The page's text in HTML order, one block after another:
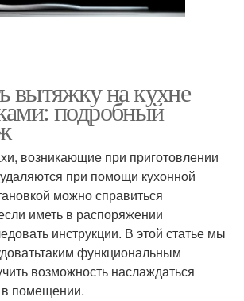
вытяжку на кухне
подробный
возникающие при приготовлении
при помощи кухонной
можно справиться
иметь в распоряжении
инструкции. В этой статье мы
функциональным
возможность наслаждаться
помещении.